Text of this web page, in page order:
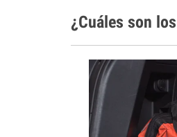
¿Cuáles son